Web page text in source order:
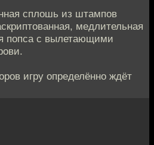
сплошь из штампов
медлительная
попса с вылетающими
игру определённо ждёт